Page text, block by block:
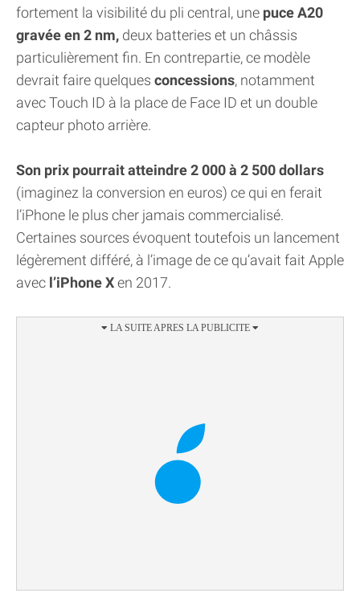
fortement la visibilité du pli central, une puce A20
gravée en 2 nm, deux batteries et un châssis
particulièrement fin. En contrepartie, ce modèle
devrait faire quelques concessions, notamment
avec Touch ID à la place de Face ID et un double
capteur photo arrière.
Son prix pourrait atteindre 2 000 à 2 500 dollars
(imaginez la conversion en euros) ce qui en ferait
l’iPhone le plus cher jamais commercialisé.
Certaines sources évoquent toutefois un lancement
légèrement différé, à l’image de ce qu’avait fait Apple
avec l’iPhone Xen 2017.